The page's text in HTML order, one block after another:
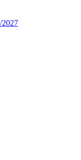
2027